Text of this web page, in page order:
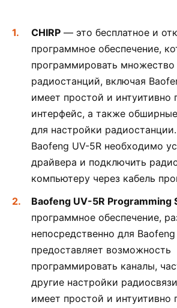
CHIRP — это бесплатное и
программное обеспечение,
программировать
радиостанций, включая
имеет простой и интуитивно
интерфейс, а также
для настройки
Baofeng UV-5R необходимо
драйвера и подключить
компьютеру через кабель
Baofeng UV-5R Programming
программное обеспечение,
непосредственно для
предоставляет возможность
программировать каналы,
другие настройки
имеет простой и интуитивно